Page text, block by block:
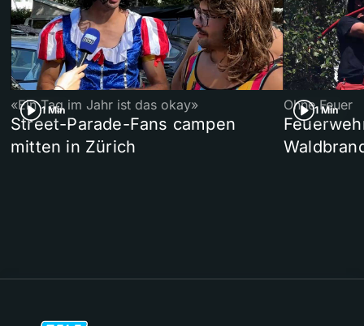
1 Min
«Ein Tag im Jahr ist das okay»
Street-Parade-Fans campen
mitten in Zürich
1 Min
Ohne Feuer